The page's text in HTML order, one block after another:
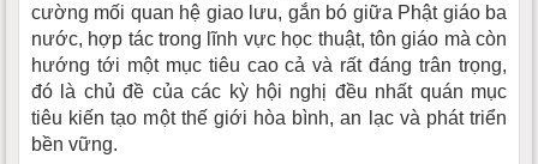
cường mối quan hệ giao lưu, gắn bó giữa Phật giáo ba
nước, hợp tác trong lĩnh vực học thuật, tôn giáo mà còn
hướng tới một mục tiêu cao cả và rất đáng trân trọng,
đó là chủ đề của các kỳ hội nghị đều nhất quán mục
tiêu kiến tạo một thế giới hòa bình, an lạc và phát triển
bền vững.